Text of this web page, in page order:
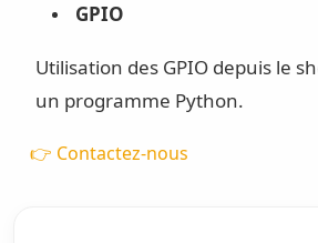
GPIO
Utilisation des GPIO depuis le
un programme Python.
👉 Contactez-nous